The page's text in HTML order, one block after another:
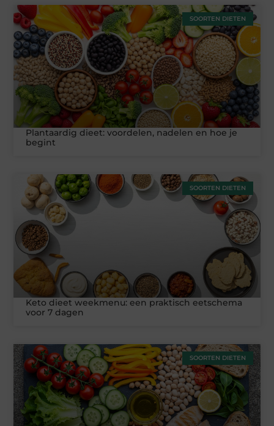
SOORTEN DIETEN
Plantaardig dieet: voordelen, nadelen en hoe je
begint
SOORTEN DIETEN
Keto dieet weekmenu: een praktisch eetschema
voor 7 dagen
SOORTEN DIETEN